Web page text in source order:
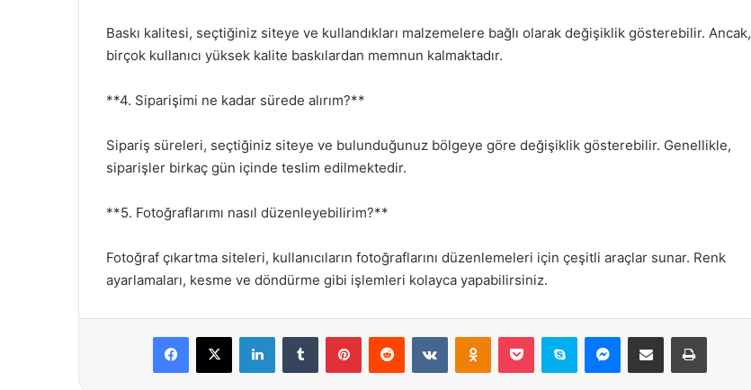
Baskı kalitesi, seçtiğiniz siteye ve kullandıkları malzemelere bağlı olarak değişiklik gösterebilir. Ancak,
birçok kullanıcı yüksek kalite baskılardan memnun kalmaktadır.
**4. Siparişimi ne kadar sürede alırım?**
Sipariş süreleri, seçtiğiniz siteye ve bulunduğunuz bölgeye göre değişiklik gösterebilir. Genellikle,
siparişler birkaç gün içinde teslim edilmektedir.
**5. Fotoğraflarımı nasıl düzenleyebilirim?**
Fotoğraf çıkartma siteleri, kullanıcıların fotoğraflarını düzenlemeleri için çeşitli araçlar sunar. Renk
ayarlamaları, kesme ve döndürme gibi işlemleri kolayca yapabilirsiniz.
Facebook
X LinkedInTumblr PinterestReddit VKontakteOdnoklassniki
Pocket Skype Messenger
E-Posta ile paylaş Yazdır